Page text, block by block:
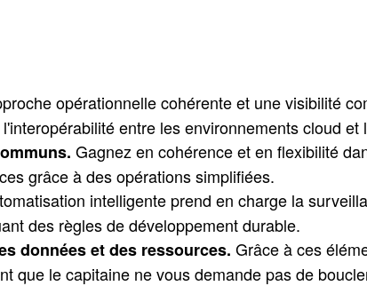
opérationnelle cohérente et une visibilité
entre les environnements cloud
Gagnez en cohérence et en flexibilité
grâce à des opérations simplifiées.
intelligente prend en charge la
des règles de développement durable.
données et des ressources. Grâce à ces
que le capitaine ne vous demande pas de